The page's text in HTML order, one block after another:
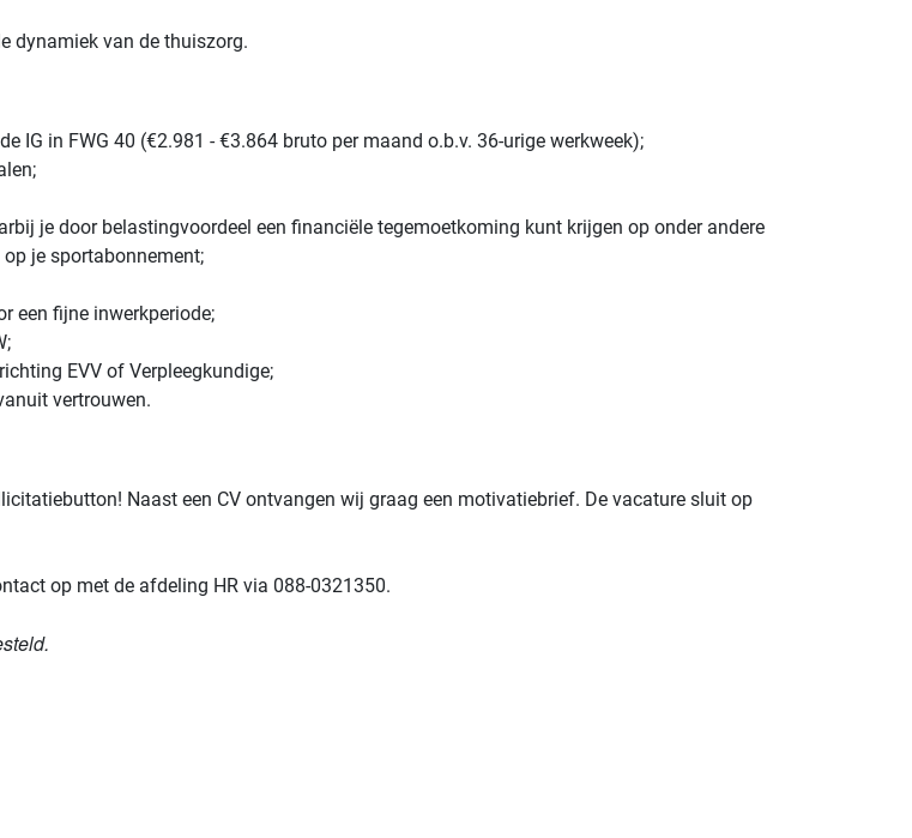
dynamiek van de thuiszorg.
IG in FWG 40 (€2.981 - €3.864 bruto per maand o.b.v. 36-urige werkweek);
je door belastingvoordeel een financiële tegemoetkoming kunt krijgen op onder andere
je sportabonnement;
een fijne inwerkperiode;
EVV of Verpleegkundige;
vertrouwen.
Naast een CV ontvangen wij graag een motivatiebrief. De vacature sluit op
op met de afdeling HR via 088-0321350.